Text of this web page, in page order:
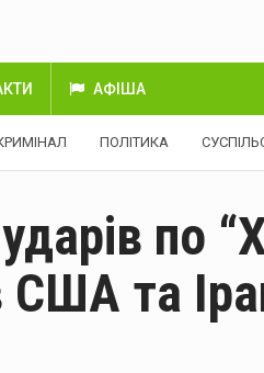
АФІША
ПОЛІТИКА
по
США та